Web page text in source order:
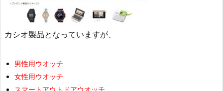
カシオ製品となっていますが、
男性用ウオッチ
女性用ウオッチ
スマートアウトドアウオッチ